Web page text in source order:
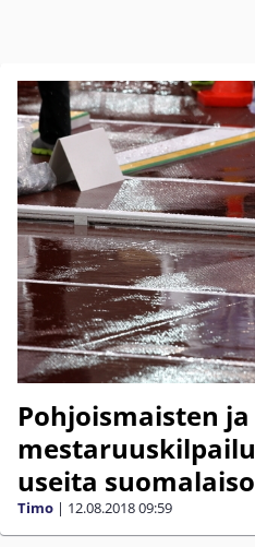
Pohjoismaisten
useita
Timo | 12.08.201809:59